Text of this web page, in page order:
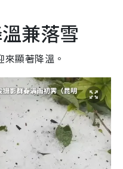
兼落雪
顯著降溫。